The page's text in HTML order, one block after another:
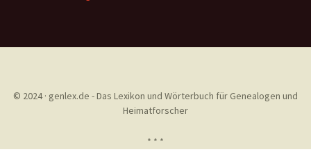
© 2024 · genlex.de - Das Lexikon und Wörterbuch für Genealogen und
Heimatforscher
* * *